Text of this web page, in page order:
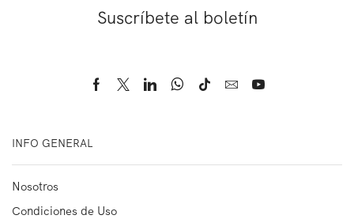
Suscríbete al boletín
INFO GENERAL
Nosotros
Condiciones de Uso